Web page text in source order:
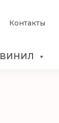
Контакты
ВИНИЛ